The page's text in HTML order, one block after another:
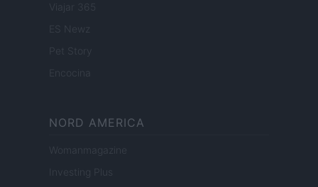
Viajar 365
ES Newz
Encocina
NORD AMERICA
Womanmagazine
Investing Plus